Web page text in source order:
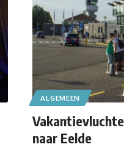
ALGEMEEN
naar Eelde